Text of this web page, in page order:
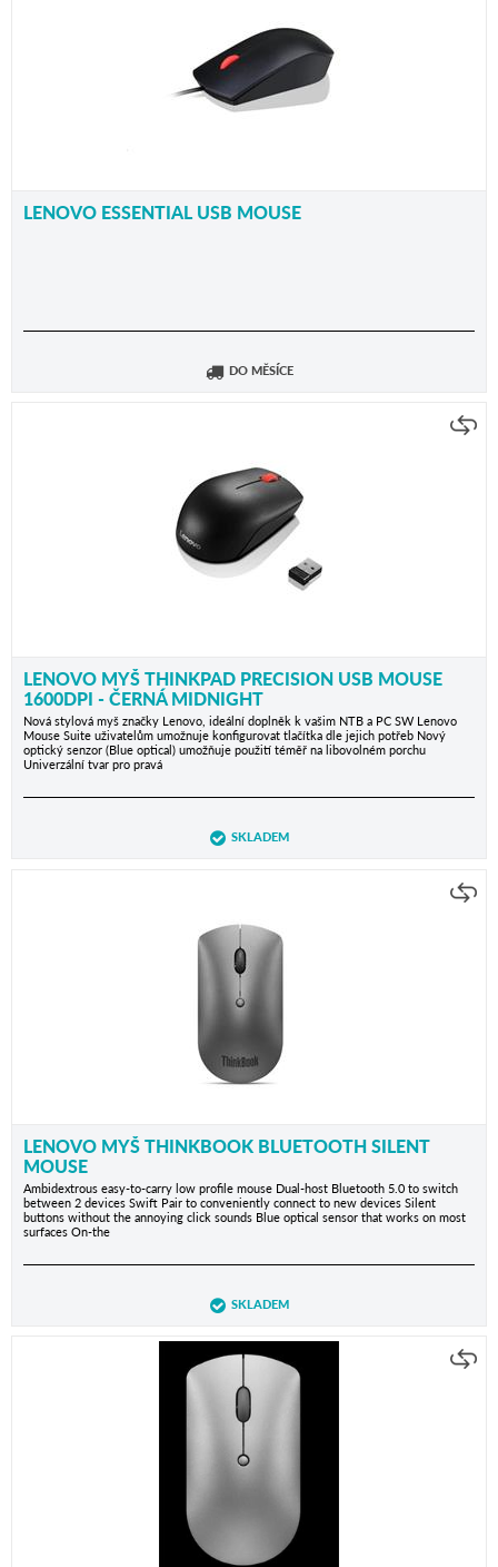
LENOVO ESSENTIAL USB MOUSE
DO MĚSÍCE
LENOVO MYŠ THINKPAD PRECISION USB MOUSE
1600DPI - ČERNÁ MIDNIGHT
Nová stylová myš značky Lenovo, ideální doplněk k vašim NTB a PC SW Lenovo
Mouse Suite uživatelům umožnuje konfigurovat tlačítka dle jejich potřeb Nový
optický senzor (Blue optical) umožňuje použití téměř na libovolném porchu
Univerzální tvar pro pravá
SKLADEM
LENOVO MYŠ THINKBOOK BLUETOOTH SILENT
MOUSE
Ambidextrous easy-to-carry low profile mouse Dual-host Bluetooth 5.0 to switch
between 2 devices Swift Pair to conveniently connect to new devices Silent
buttons without the annoying click sounds Blue optical sensor that works on most
surfaces On-the
SKLADEM